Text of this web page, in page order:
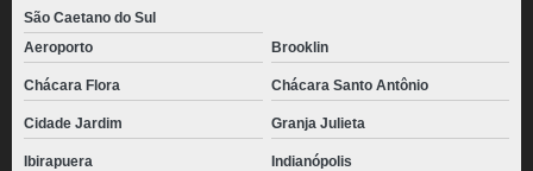
São Caetano do Sul
Aeroporto
Brooklin
Chácara Flora Chácara Santo Antônio
Cidade Jardim Granja Julieta
Ibirapuera Indianópolis